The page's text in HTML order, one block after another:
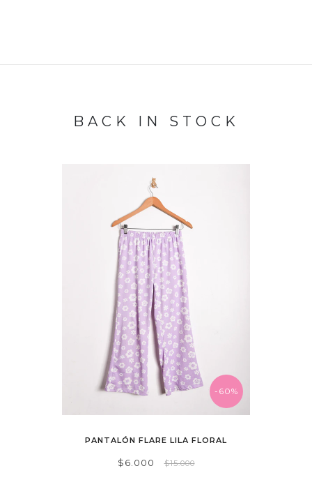
BACK IN STOCK
-60%
PANTALÓN FLARE LILA FLORAL
$6.000 $15.000